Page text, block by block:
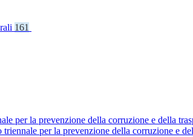
161
per la prevenzione della corruzione e della
triennale per la prevenzione della corruzione e